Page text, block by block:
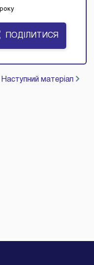
ПОДІЛИТИСЯ
Наступний матеріал